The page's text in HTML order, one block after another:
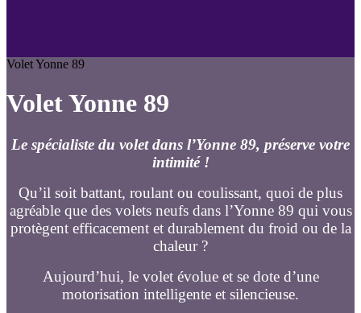
Volet Yonne 89
Volet Yonne 89
Le spécialiste du volet dans l’Yonne 89, préserve votre
intimité !
Qu’il soit battant, roulant ou coulissant, quoi de plus
agréable que des volets neufs dans l’Yonne 89 qui vous
protègent efficacement et durablement du froid ou de la
chaleur ?
Aujourd’hui, le volet évolue et se dote d’une
motorisation intelligente et silencieuse.